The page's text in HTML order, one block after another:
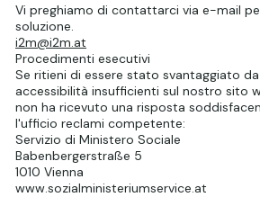
Vi preghiamo di contattarci via e-mail
soluzione.
i2m@i2m.at
Procedimenti esecutivi
Se ritieni di essere stato svantaggiato
accessibilità insufficienti sul nostro sito
non ha ricevuto una risposta
l'ufficio reclami competente:
Servizio di Ministero Sociale
Babenbergerstraße 5
1010 Vienna
www.sozialministeriumservice.at